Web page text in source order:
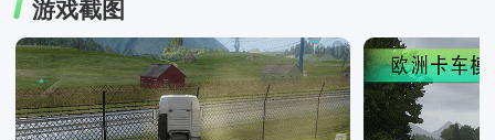
游戏截图